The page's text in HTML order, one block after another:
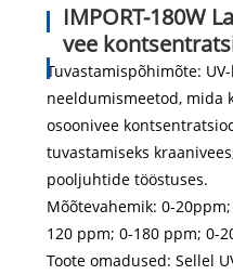
IMPORT-180W
vee
Tuvastamispõhimõte:
neeldumismeetod, mida
osoonivee
tuvastamiseks
pooljuhtide tööstuses.
Mõõtevahemik: 0-
120 ppm; 0-180 ppm; 0-
Toote omadused: Sellel